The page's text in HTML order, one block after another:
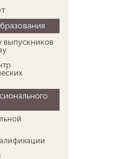
выпускников